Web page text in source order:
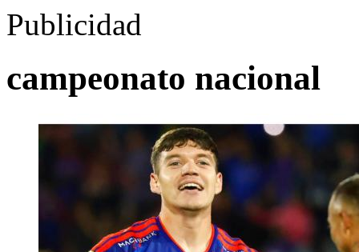
Publicidad
campeonato nacional